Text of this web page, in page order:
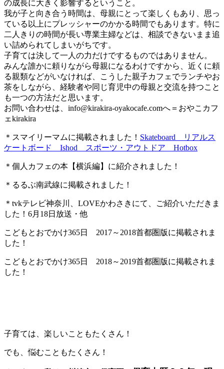
の成長に大きく影響するということ。
我が子と向き合う時間は、母親にとって楽しくもあり、思っ
ている以上にプレッシャーのかかる時間でもあります。特に
二人きりの時間が長い専業主婦などは、相談できないまま追
い詰められてしまいがちです。
子育ては決して一人の力だけでするものではありません。
みんな誰かに頼りながら母親になるわけですから、近くに頼
る親類などがいなければ、こうした親子カフェでランチやお
茶をしながら、経験者や同じ育児中の母親と交流を持つこと
も一つの方法だと思います。
お問い合わせは、 info@kirakira-oyakocafe.comへ＝おやこカフ
ェkirakira
＊スマイリーマムに掲載されました！ Skateboard リアルス
ケートボード Ishod スポーツ・アウトドア Hotbox
＊個人カフェの本【横浜編】に紹介されました！
＊るるぶ南武線に掲載されました！
＊tvkテレビ神奈川、LOVEかわさきにて、ご紹介いただきま
した！6月18日放送・他
こどもとおでかけ365日 2017～2018首都圏版に掲載されま
した！
こどもとおでかけ365日 2018～2019首都圏版に掲載されま
した！
子育ては、楽しいこともたくさん！
でも、悩むこともたくさん！